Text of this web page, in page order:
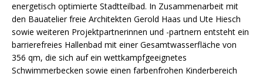
energetisch optimierte Stadtteilbad. In Zusammenarbeit mit
den Bauatelier freie Architekten Gerold Haas und Ute Hiesch
sowie weiteren Projektpartnerinnen und -partnern entsteht ein
barrierefreies Hallenbad mit einer Gesamtwasserfläche von
356 qm, die sich auf ein wettkampfgeeignetes
Schwimmerbecken sowie einen farbenfrohen Kinderbereich